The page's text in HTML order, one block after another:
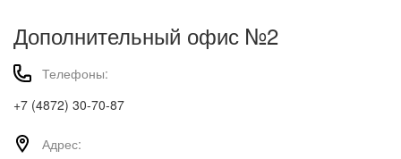
Дополнительный офис №2
Телефоны:
+7 (4872) 30-70-87
Адрес: